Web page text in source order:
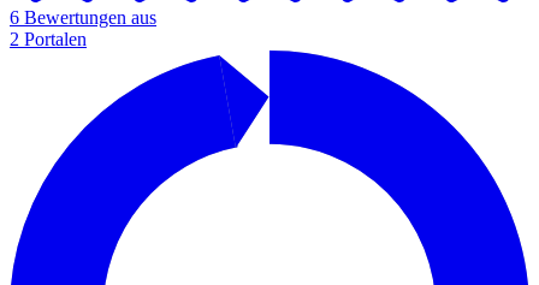
6 Bewertungen aus
2 Portalen